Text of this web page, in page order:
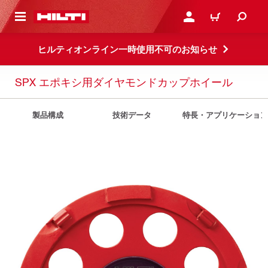
内容を表示 ログイン・新規オンライ
カート
ヒルティオンライン一時使用不可のお知らせ
SPX エポキシ用ダイヤモンドカップホイール
製品構成 技術データ 特長・アプリケーション